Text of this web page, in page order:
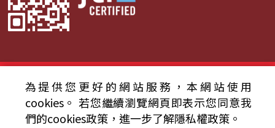
© 2024財團法人中央廣播電臺 版權所有
資通安全政策聲明
服務條款 隱私權條款
為提供您更好的網站服務，本網站使用
cookies。 若您繼續瀏覽網頁即表示您同意我
們的cookies政策，進一步了解隱私權政策。